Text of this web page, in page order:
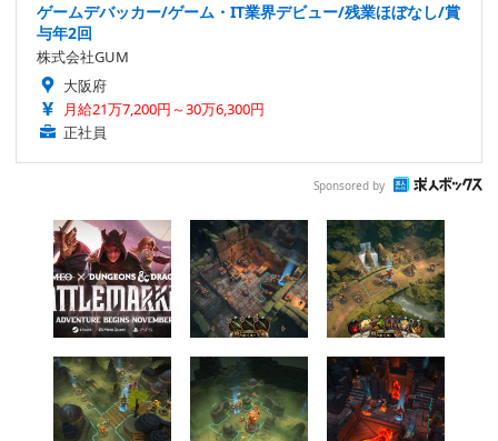
ゲームデバッカー/ゲーム・IT業界デビュー/残業ほぼなし/賞
与年2回
株式会社GUM
大阪府
月給21万7,200円～30万6,300円
正社員
Sponsored by